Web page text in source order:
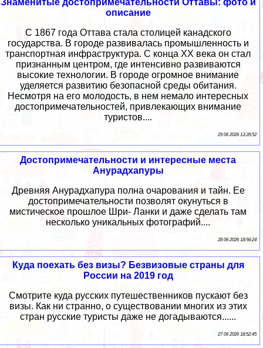
Знаменитые достопримечательности Оттавы: фото и
описание
С 1867 года Оттава стала столицей канадского
государства. В городе развивалась промышленность и
транспортная инфраструктура. С конца XX века он стал
признанным центром, где интенсивно развиваются
высокие технологии. В городе огромное внимание
уделяется развитию безопасной среды обитания.
Несмотря на его молодость, в нем немало интересных
достопримечательностей, привлекающих внимание
туристов....
29 06 2026 13:39:52
Достопримечательности и интересные места
Анурадхапуры
Древняя Анурадхапура полна очарования и тайн. Ее
достопримечательности позволят окунуться в
мистическое прошлое Шри- Ланки и даже сделать там
несколько уникальных фотографий....
28 06 2026 18:56:24
Куда поехать без визы? Безвизовые страны для
России на 2019 год
Смотрите куда русских путешественников пускают без
визы. Как ни странно, о существовании многих из этих
стран русские туристы даже не догадываются......
27 06 2026 18:52:45